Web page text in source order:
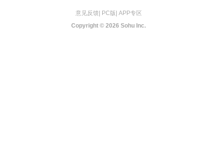
意见反馈 PC版 APP专区
Copyright © 2026 Sohu Inc.